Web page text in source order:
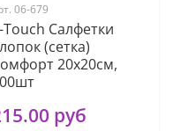
06-679
Touch Салфетки
(сетка)
20х20см,
руб